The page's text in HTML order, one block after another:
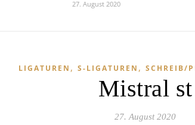
27. August 2020
LIGATUREN , S-LIGATUREN , SCHREIB/
Mistral st
27. August 2020